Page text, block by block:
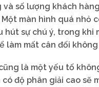
và số lượng khách
màn hình quá nhỏ
hút sự chú ý, trong khi
làm mất cân đối
là một yếu tố
có độ phân giải cao sẽ